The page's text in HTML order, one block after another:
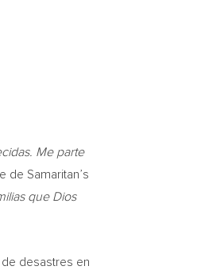
Me parte
de Samaritan’s
que Dios
desastres en